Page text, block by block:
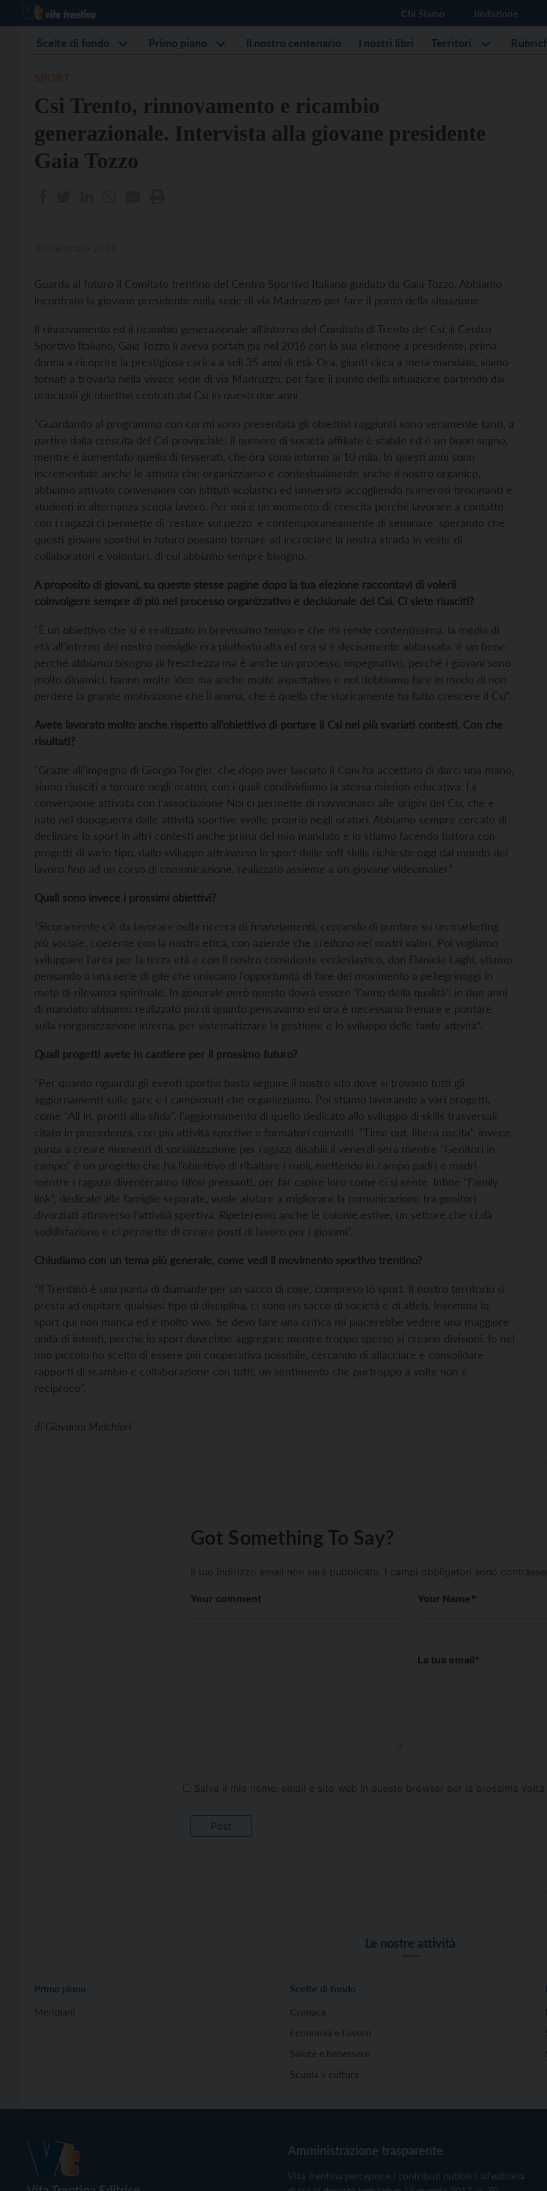
Chi Siamo Redazione
Scelte di fondo Primo piano Il nostro centenario I nostri libri Territori
Csi Trento, rinnovamento e ricambio
generazionale. Intervista alla giovane presidente
Gaia Tozzo
Guarda al futuro il Comitato trentino del Centro Sportivo Italiano guidato da Gaia Tozzo. Abbiamo
incontrato la giovane presidente nella sede di via Madruzzo per fare il punto della situazione
Il rinnovamento ed il ricambio generazionale all’interno del Comitato di Trento del Csi, il Centro
Sportivo Italiano, Gaia Tozzo li aveva portati già nel 2016 con la sua elezione a presidente, prima
donna a ricoprire la prestigiosa carica a soli 35 anni di età. Ora, giunti circa a metà mandato, siamo
tornati a trovarla nella vivace sede di via Madruzzo, per fare il punto della situazione partendo dai
principali gli obiettivi centrati dal Csi in questi due anni.
“Guardando al programma con cui mi sono presentata gli obiettivi raggiunti sono veramente tanti, a
partire dalla crescita del Csi provinciale: il numero di società affiliate è stabile ed è un buon segno,
mentre è aumentato quello di tesserati, che ora sono intorno ai 10 mila. In questi anni sono
incrementate anche le attività che organizziamo e contestualmente anche il nostro organico,
abbiamo attivato convenzioni con istituti scolastici ed università accogliendo numerosi tirocinanti e
studenti in alternanza scuola lavoro. Per noi è un momento di crescita perché lavorare a contatto
con i ragazzi ci permette di 'restare sul pezzo' e contemporaneamente di seminare, sperando che
questi giovani sportivi in futuro possano tornare ad incrociare la nostra strada in veste di
collaboratori e volontari, di cui abbiamo sempre bisogno.
A proposito di giovani, su queste stesse pagine dopo la tua elezione raccontavi di volerli
coinvolgere sempre di più nel processo organizzativo e decisionale del Csi. Ci siete riusciti?
“È un obiettivo che si è realizzato in brevissimo tempo e che mi rende contentissima, la media di
età all’interno del nostro consiglio era piuttosto alta ed ora si è decisamente abbassata: è un bene
perché abbiamo bisogno di freschezza ma è anche un processo impegnativo, perché i giovani sono
molto dinamici, hanno molte idee ma anche molte aspettative e noi dobbiamo fare in modo di non
perdere la grande motivazione che li anima, che è quella che storicamente ha fatto crescere il Csi”.
Avete lavorato molto anche rispetto all’obiettivo di portare il Csi nei più svariati contesti. Con che
risultati?
“Grazie all’impegno di Giorgio Torgler, che dopo aver lasciato il Coni ha accettato di darci una mano,
siamo riusciti a tornare negli oratori, con i quali condividiamo la stessa mission educativa. La
convenzione attivata con l’associazione Noi ci permette di riavvicinarci alle origini del Csi, che è
nato nel dopoguerra dalle attività sportive svolte proprio negli oratori. Abbiamo sempre cercato di
declinare lo sport in altri contesti anche prima del mio mandato e lo stiamo facendo tuttora con
progetti di vario tipo, dallo sviluppo attraverso lo sport delle soft skills richieste oggi dal mondo del
lavoro fino ad un corso di comunicazione, realizzato assieme a un giovane videomaker”.
Quali sono invece i prossimi obiettivi?
“Sicuramente c’è da lavorare nella ricerca di finanziamenti, cercando di puntare su un marketing
più sociale, coerente con la nostra etica, con aziende che credono nei nostri valori. Poi vogliamo
sviluppare l’area per la terza età e con il nostro consulente ecclesiastico, don Daniele Laghi, stiamo
pensando a una serie di gite che uniscano l’opportunità di fare del movimento a pellegrinaggi in
mete di rilevanza spirituale. In generale però questo dovrà essere 'l’anno della qualità': in due anni
di mandato abbiamo realizzato più di quanto pensavamo ed ora è necessario frenare e puntare
sulla riorganizzazione interna, per sistematizzare la gestione e lo sviluppo delle tante attività”.
Quali progetti avete in cantiere per il prossimo futuro?
“Per quanto riguarda gli eventi sportivi basta seguire il nostro sito dove si trovano tutti gli
aggiornamenti sulle gare e i campionati che organizziamo. Poi stiamo lavorando a vari progetti,
come “All in, pronti alla sfida”, l’aggiornamento di quello dedicato allo sviluppo di skills trasversali
citato in precedenza, con più attività sportive e formatori coinvolti. “Time out, libera uscita”, invece,
punta a creare momenti di socializzazione per ragazzi disabili il venerdì sera mentre “Genitori in
campo” è un progetto che ha l’obiettivo di ribaltare i ruoli, mettendo in campo padri e madri
mentre i ragazzi diventeranno tifosi pressanti, per far capire loro come ci si sente. Infine “Family
link”, dedicato alle famiglie separate, vuole aiutare a migliorare la comunicazione tra genitori
divorziati attraverso l’attività sportiva. Ripeteremo anche le colonie estive, un settore che ci dà
soddisfazione e ci permette di creare posti di lavoro per i giovani”.
Chiudiamo con un tema più generale, come vedi il movimento sportivo trentino?
“Il Trentino è una punta di diamante per un sacco di cose, compreso lo sport. Il nostro territorio si
presta ad ospitare qualsiasi tipo di disciplina, ci sono un sacco di società e di atleti. Insomma lo
sport qui non manca ed è molto vivo. Se devo fare una critica mi piacerebbe vedere una maggiore
unità di intenti, perché lo sport dovrebbe aggregare mentre troppo spesso si creano divisioni. Io nel
mio piccolo ho scelto di essere più cooperativa possibile, cercando di allacciare e consolidare
rapporti di scambio e collaborazione con tutti, un sentimento che purtroppo a volte non è
reciproco”.
di Giovanni Melchiori
Got Something To Say?
Il tuo indirizzo email non sarà pubblicato. I campi obbligatori sono
Your comment Your Name*
La tua email*
Salva il mio nome, email e sito web in questo browser per la prossima
Le nostre attività
Primo piano
Meridiani
Scelte di fondo
Cronaca
Economia e Lavoro
Salute e benessere
Scuola e cultura
Amministrazione trasparente
Vita Trentina percepisce i contributi pubblici all'editoria